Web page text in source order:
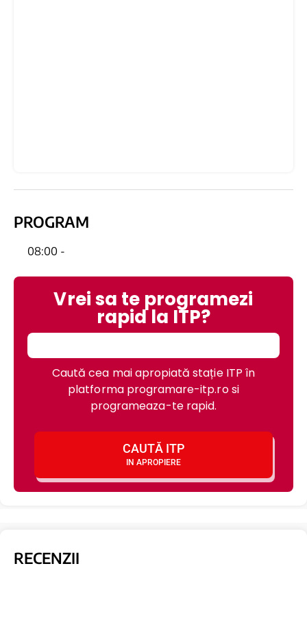
PROGRAM
08:00 -
Vrei sa te programezi
rapid la ITP?
Caută cea mai apropiată stație ITP în
platforma programare-itp.ro si
programeaza-te rapid.
CAUTĂ ITP
IN APROPIERE
RECENZII